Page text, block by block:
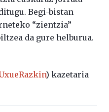
Begi-bistan
“zientzia”
da gure helburua.
) kazetaria